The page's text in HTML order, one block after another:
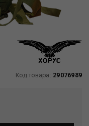
Код товара: 29076989